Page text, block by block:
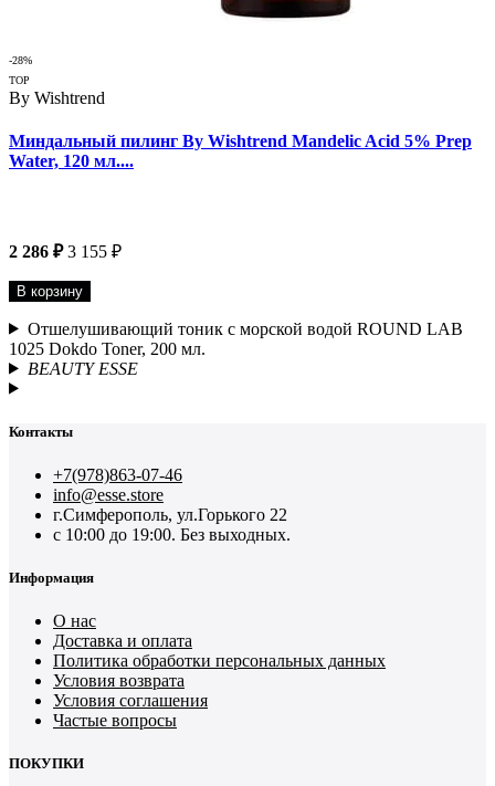
-28%
TOP
By Wishtrend
Миндальный пилинг By Wishtrend Mandelic Acid 5% Prep
Water, 120 мл....
2 286 ₽ 3 155 ₽
В корзину
Отшелушивающий тоник с морской водой ROUND LAB
1025 Dokdo Toner, 200 мл.
BEAUTY ESSE
Контакты
+7(978)863-07-46
info@esse.store
г.Симферополь, ул.Горького 22
с 10:00 до 19:00. Без выходных.
Информация
О нас
Доставка и оплата
Политика обработки персональных данных
Условия возврата
Условия соглашения
Частые вопросы
ПОКУПКИ